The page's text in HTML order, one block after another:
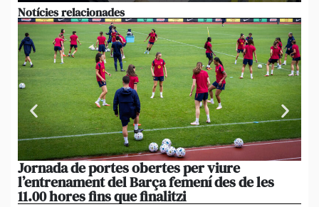
Notícies relacionades
Jornada de portes obertes per viure
l’entrenament del Barça femení des de les
11.00 hores fins que finalitzi